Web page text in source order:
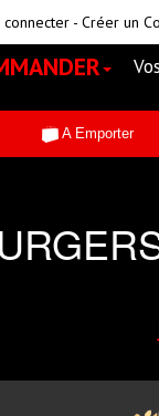
connecter- Créer un
A Emporter